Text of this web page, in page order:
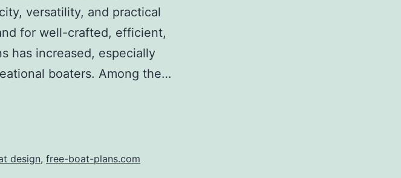
versatility, and practical
for well-crafted, efficient,
has increased, especially
boaters. Among the…
design, free-boat-plans.com